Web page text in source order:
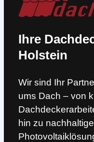
Ihre
Holstein
Wir sind Ihr
ums Dach – von
hin zu